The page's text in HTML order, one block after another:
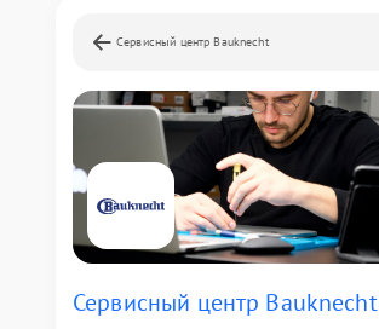
Сервисный центр Bauknecht
Сервисный центр Bauknecht